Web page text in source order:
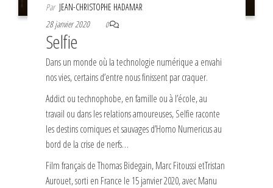
Par JEAN-CHRISTOPHE HADAMAR
28 janvier 2020
0
Selfie
Dans un monde où la technologie numérique a envahi
nos vies, certains d’entre nous finissent par craquer.
Addict ou technophobe, en famille ou à l’école, au
travail ou dans les relations amoureuses, Selfie raconte
les destins comiques et sauvages d’Homo Numericus au
bord de la crise de nerfs…
Film français de Thomas Bidegain, Marc Fitoussi etTristan
Aurouet, sorti en France le 15 janvier 2020, avec Manu